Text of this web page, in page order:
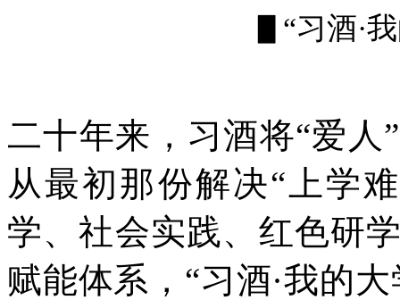
▋“习酒·
二十年来，习酒将“爱
从最初那份解决“上学
学、社会实践、红色研
赋能体系，“习酒·我的